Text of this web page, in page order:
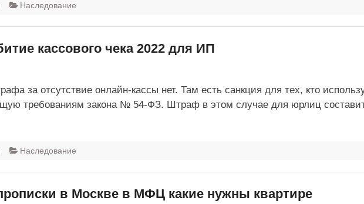
Наследование
кассового чека 2022 для ИП
за отсутствие онлайн-кассы нет. Там есть санкция для тех, кто
требованиям закона № 54-ФЗ. Штраф в этом случае для юрлиц
Наследование
в Москве в МФЦ какие нужны квартире